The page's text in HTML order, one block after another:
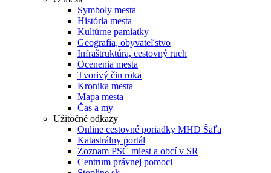
Symboly mesta
História mesta
Kultúrne pamiatky
Geografia, obyvateľstvo
Infraštruktúra, cestovný ruch
Ocenenia mesta
Tvorivý čin roka
Kronika mesta
Mapa mesta
Čas a my
Užitočné odkazy
Online cestovné poriadky MHD Šaľa
Katastrálny portál
Zoznam PSČ miest a obcí v SR
Centrum právnej pomoci